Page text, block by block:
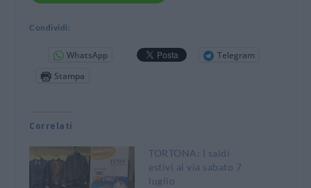
Condividi:
WhatsApp
Telegram
Stampa
Correlati
TORTONA: I saldi
estivi al via sabato 7
luglio